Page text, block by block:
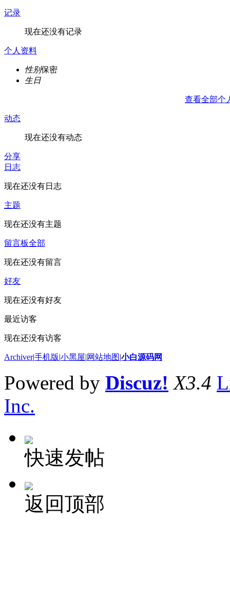
记录
现在还没有记录
个人资料
性别保密
生日
查看全部个
动态
现在还没有动态
分享
日志
现在还没有日志
主题
现在还没有主题
留言板全部
现在还没有留言
好友
现在还没有好友
最近访客
现在还没有访客
Archiver|手机版|小黑屋|网站地图|小白源码网
Powered by Discuz! X3.4
Inc.
快速发帖
返回顶部